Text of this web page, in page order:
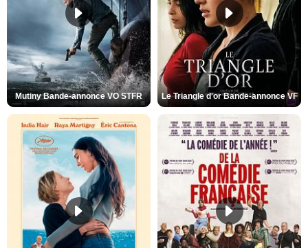
Mutiny Bande-annonce VO STFR Le Triangle d'or Bande-annonce VF